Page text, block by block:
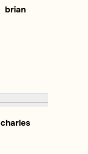
brian
charles